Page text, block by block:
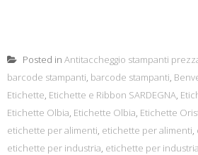
Posted in Antitaccheggio stampanti
barcode stampanti, barcode stampanti,
Etichette, Etichette e Ribbon SARDEGNA,
Etichette Olbia, Etichette Olbia, Etichette
etichette per alimenti, etichette per alimenti,
etichette per industria, etichette per industria